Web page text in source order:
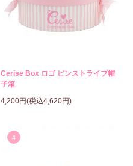
Cerise Box ロゴ ピンストライプ帽
子箱
4,200円(税込4,620円)
4